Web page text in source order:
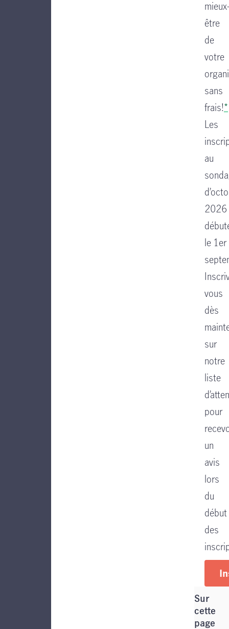
mieux-
être
de
votre
sans
frais!*
Les
au
2026
le 1er
vous
dès
sur
notre
liste
pour
un
avis
lors
du
début
des
Sur
cette
page